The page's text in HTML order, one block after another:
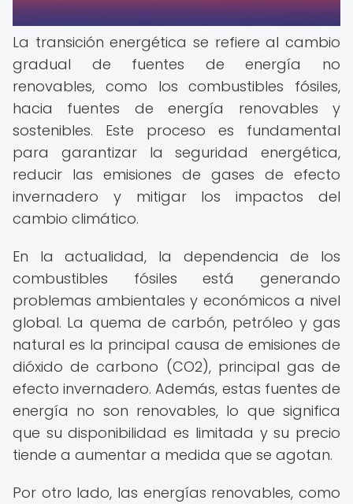
La transición energética se refiere al cambio
gradual de fuentes de energía no
renovables, como los combustibles fósiles,
hacia fuentes de energía renovables y
sostenibles. Este proceso es fundamental
para garantizar la seguridad energética,
reducir las emisiones de gases de efecto
invernadero y mitigar los impactos del
cambio climático.
En la actualidad, la dependencia de los
combustibles fósiles está generando
problemas ambientales y económicos a nivel
global. La quema de carbón, petróleo y gas
natural es la principal causa de emisiones de
dióxido de carbono (CO2), principal gas de
efecto invernadero. Además, estas fuentes de
energía no son renovables, lo que significa
que su disponibilidad es limitada y su precio
tiende a aumentar a medida que se agotan.
Por otro lado, las energías renovables, como